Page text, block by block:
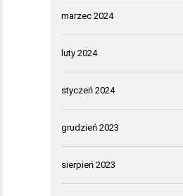
marzec 2024
luty 2024
styczeń 2024
grudzień 2023
sierpień 2023